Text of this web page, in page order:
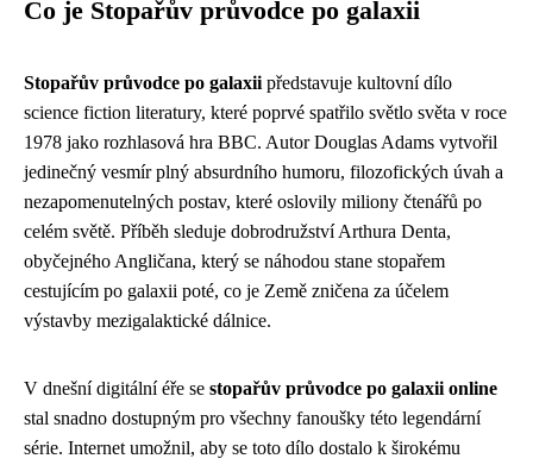
Co je Stopařův průvodce po galaxii
Stopařův průvodce po galaxii představuje kultovní dílo
science fiction literatury, které poprvé spatřilo světlo světa v roce
1978 jako rozhlasová hra BBC. Autor Douglas Adams vytvořil
jedinečný vesmír plný absurdního humoru, filozofických úvah a
nezapomenutelných postav, které oslovily miliony čtenářů po
celém světě. Příběh sleduje dobrodružství Arthura Denta,
obyčejného Angličana, který se náhodou stane stopařem
cestujícím po galaxii poté, co je Země zničena za účelem
výstavby mezigalaktické dálnice.
V dnešní digitální éře se stopařův průvodce po galaxii online
stal snadno dostupným pro všechny fanoušky této legendární
série. Internet umožnil, aby se toto dílo dostalo k širokému